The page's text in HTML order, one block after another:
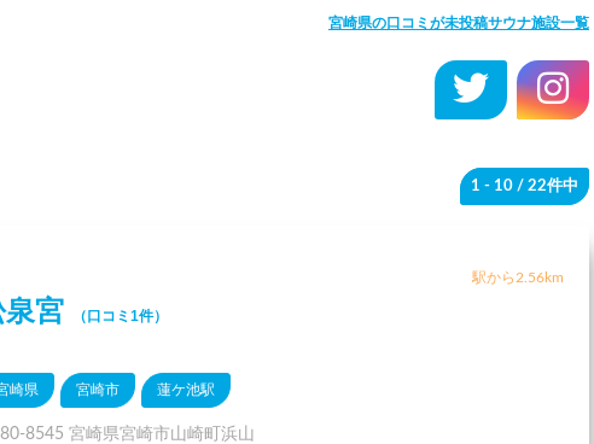
宮崎県の口コミが未投稿サウナ施設一覧
1 - 10 / 22件中
駅から2.56km
泉宮 （口コミ1件）
崎県 宮崎市 蓮ケ池駅
8545 宮崎県宮崎市山崎町浜山